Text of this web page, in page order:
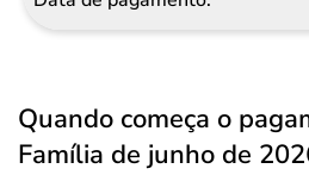
Quando começa o
Família de junho de